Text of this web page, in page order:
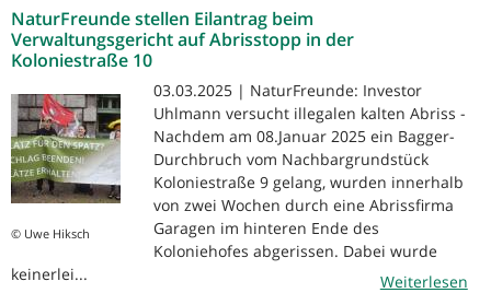
NaturFreunde stellen Eilantrag beim
Verwaltungsgericht auf Abrisstopp in der
Koloniestraße 10
© Uwe Hiksch
03.03.2025 | NaturFreunde: Investor
Uhlmann versucht illegalen kalten Abriss -
Nachdem am 08.Januar 2025 ein Bagger-
Durchbruch vom Nachbargrundstück
Koloniestraße 9 gelang, wurden innerhalb
von zwei Wochen durch eine Abrissfirma
Garagen im hinteren Ende des
Koloniehofes abgerissen. Dabei wurde
keinerlei...
Weiterlesen